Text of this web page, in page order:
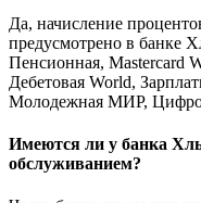
Да, начисление
предусмотрено в банке
Пенсионная, Mastercard
Дебетовая World,
Молодежная МИР,
Имеются ли у банка
обслуживанием?